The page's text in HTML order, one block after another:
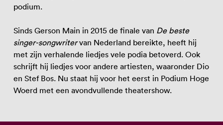
podium.
Sinds Gerson Main in 2015 de finale van De beste
singer-songwritervan Nederland bereikte, heeft hij
met zijn verhalende liedjes vele podia betoverd. Ook
schrijft hij liedjes voor andere artiesten, waaronder Dio
en Stef Bos. Nu staat hij voor het eerst in Podium Hoge
Woerd met een avondvullende theatershow.